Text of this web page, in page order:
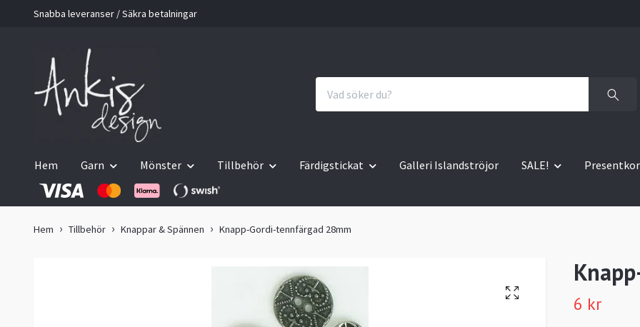
Snabba leveranser / Säkra betalningar
Hem Garn Mönster Tillbehör Färdigstickat Galleri Islandströjor SALE!
Hem Tillbehör Knappar & Spännen Knapp-Gordi-tennfärgad 28mm
6 kr